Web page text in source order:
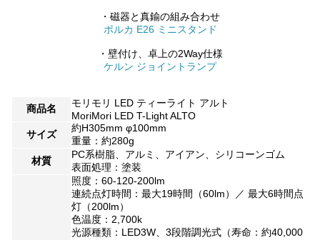
・磁器と真鍮の組み合わせ
ポルカ E26 ミニスタンド
・壁付け、卓上の2Way仕様
ケルン ジョイントランプ
商品名
モリモリ LED ティーライト アルト
MoriMori LED T-Light ALTO
サイズ
約H305mm φ100mm
重量：約280g
材質
PC系樹脂、アルミ、アイアン、シリコーンゴム
表面処理：塗装
照度：60-120-200lm
連続点灯時間：最大19時間（60lm）／ 最大6時間点
灯（200lm）
色温度：2,700k
光源種類：LED3W、3段階調光式（寿命：約40,000